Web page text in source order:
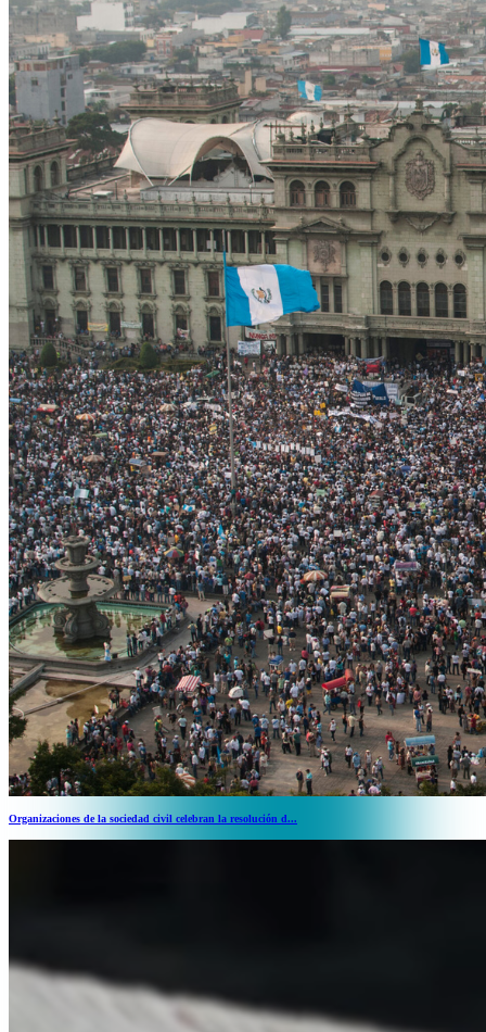
Organizaciones de la sociedad civil celebran la resolución d...